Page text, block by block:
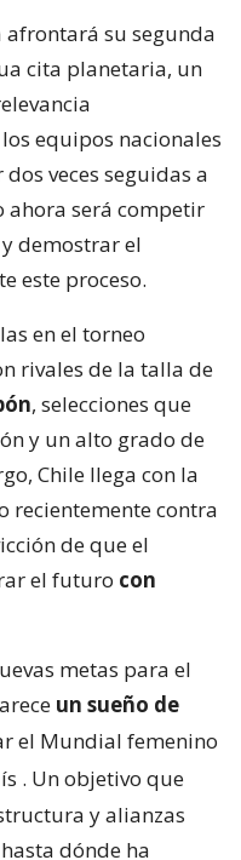
afrontará su segunda
cita planetaria, un
los equipos nacionales
veces seguidas a
ahora será competir
demostrar el
este proceso.
en el torneo
rivales de la talla de
, selecciones que
y un alto grado de
Chile llega con la
recientemente contra
de que el
el futuro con
metas para el
un sueño de
el Mundial femenino
. Un objetivo que
y alianzas
dónde ha